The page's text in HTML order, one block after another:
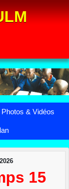
Photos & Vidéos
15